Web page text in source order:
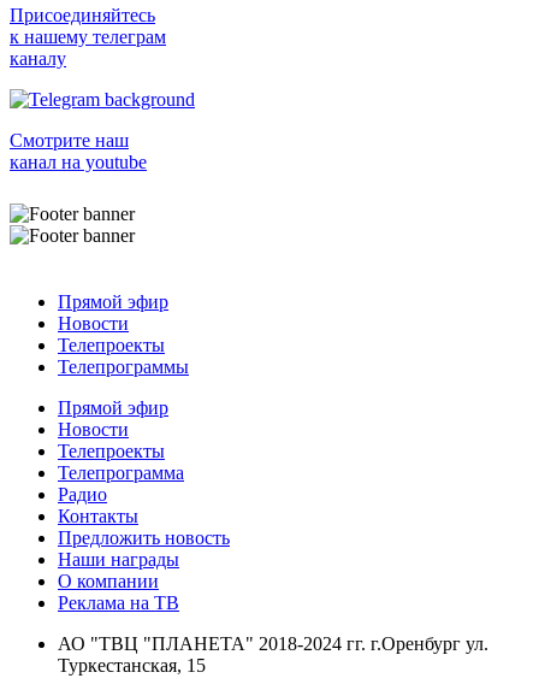
Присоединяйтесь
к нашему телеграм
каналу
Смотрите наш
канал на youtube
Прямой эфир
Новости
Телепроекты
Телепрограммы
Прямой эфир
Новости
Телепроекты
Телепрограмма
Радио
Контакты
Предложить новость
Наши награды
О компании
Реклама на ТВ
АО "ТВЦ "ПЛАНЕТА" 2018-2024 гг. г.Оренбург ул.
Туркестанская, 15